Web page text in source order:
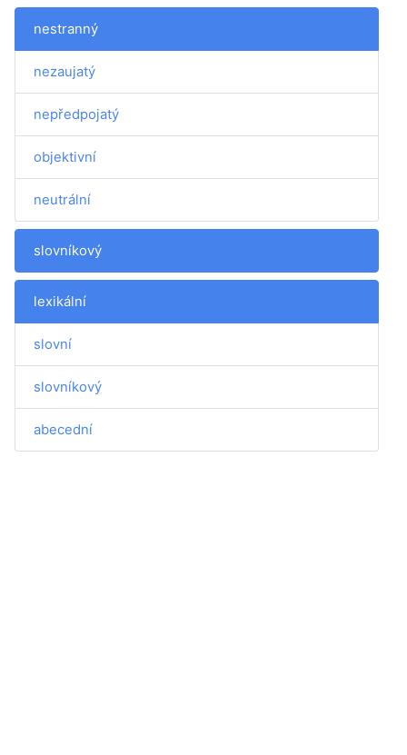
nestranný
nezaujatý
nepředpojatý
objektivní
neutrální
slovníkový
lexikální
slovní
slovníkový
abecední